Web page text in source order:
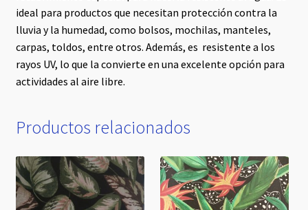
ideal para productos que necesitan protección contra la
lluvia y la humedad, como bolsos, mochilas, manteles,
carpas, toldos, entre otros. Además, es resistente a los
rayos UV, lo que la convierte en una excelente opción para
actividades al aire libre.
Productos relacionados